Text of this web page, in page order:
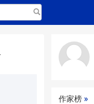
搜索
作家榜 »